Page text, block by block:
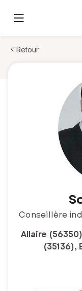
Retour
Conseillère
Allaire
(35136),